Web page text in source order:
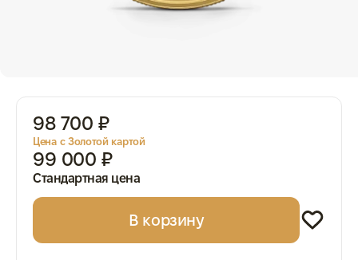
98 700 ₽
Цена с Золотой картой
99 000 ₽
Стандартная цена
В корзину